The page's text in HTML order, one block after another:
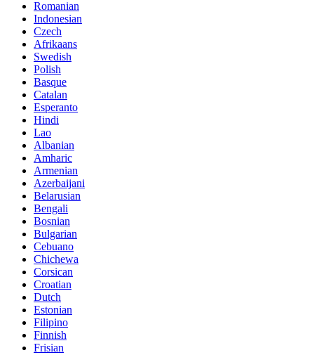
Romanian
Indonesian
Czech
Afrikaans
Swedish
Polish
Basque
Catalan
Esperanto
Hindi
Lao
Albanian
Amharic
Armenian
Azerbaijani
Belarusian
Bengali
Bosnian
Bulgarian
Cebuano
Chichewa
Corsican
Croatian
Dutch
Estonian
Filipino
Finnish
Frisian